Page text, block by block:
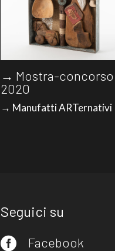
→ Mostra-concorso
2020
→ Manufatti ARTernativi
Seguici su
 Facebook